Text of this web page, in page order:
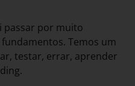
passar por muito
Temos um
testar, errar, aprender